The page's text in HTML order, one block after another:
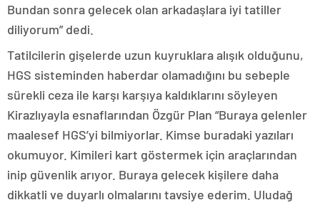
Bundan sonra gelecek olan arkadaşlara iyi tatiller
diliyorum” dedi.
Tatilcilerin gişelerde uzun kuyruklara alışık olduğunu,
HGS sisteminden haberdar olamadığını bu sebeple
sürekli ceza ile karşı karşıya kaldıklarını söyleyen
Kirazlıyayla esnaflarından Özgür Plan “Buraya gelenler
maalesef HGS’yi bilmiyorlar. Kimse buradaki yazıları
okumuyor. Kimileri kart göstermek için araçlarından
inip güvenlik arıyor. Buraya gelecek kişilere daha
dikkatli ve duyarlı olmalarını tavsiye ederim. Uludağ